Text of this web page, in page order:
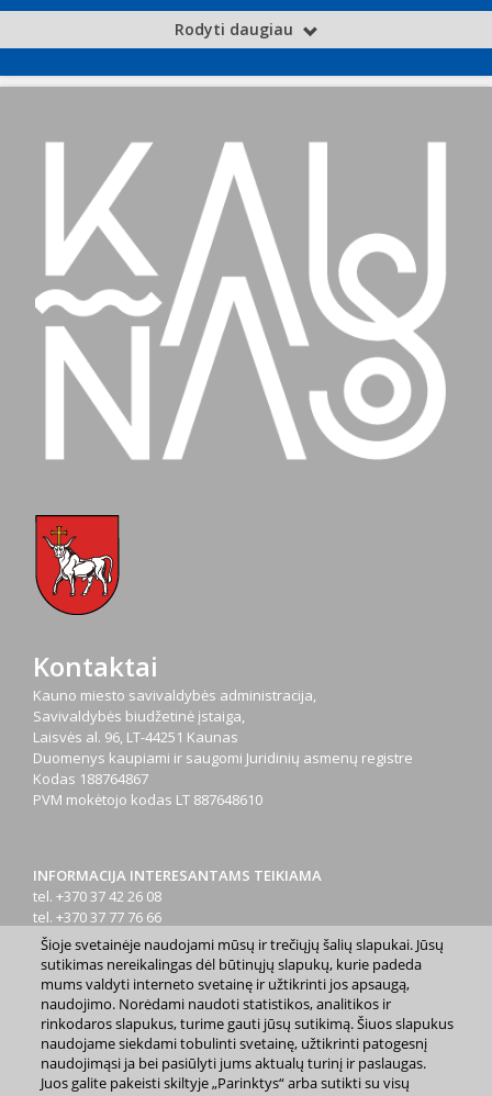
Rodyti daugiau
Kontaktai
Kauno miesto savivaldybės administracija,
Savivaldybės biudžetinė įstaiga,
Laisvės al. 96, LT-44251 Kaunas
Duomenys kaupiami ir saugomi Juridinių asmenų registre
Kodas 188764867
PVM mokėtojo kodas LT 887648610
INFORMACIJA INTERESANTAMS TEIKIAMA
tel. +370 37 42 26 08
tel. +370 37 77 76 66
tel. +370 660 07000
el. p.info@kaunas.lt
Šioje svetainėje naudojami mūsų ir trečiųjų šalių slapukai. Jūsų
sutikimas nereikalingas dėl būtinųjų slapukų, kurie padeda
mums valdyti interneto svetainę ir užtikrinti jos apsaugą,
naudojimo. Norėdami naudoti statistikos, analitikos ir
rinkodaros slapukus, turime gauti jūsų sutikimą. Šiuos slapukus
naudojame siekdami tobulinti svetainę, užtikrinti patogesnį
naudojimąsi ja bei pasiūlyti jums aktualų turinį ir paslaugas.
Juos galite pakeisti skiltyje „Parinktys“ arba sutikti su visų